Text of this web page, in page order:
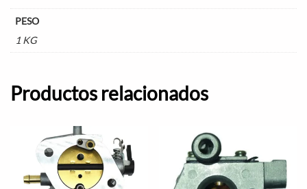
PESO
1 KG
Productos relacionados